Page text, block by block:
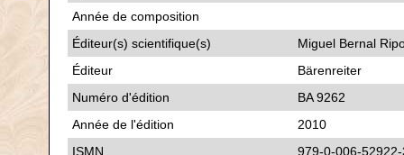
Année de composition
Éditeur(s) scientifique(s)
Miguel Bernal
Éditeur
Bärenreiter
Numéro d'édition
BA 9262
Année de l'édition
2010
ISMN
979-0-006-